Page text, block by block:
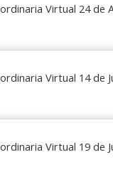
Virtual 24 de
Virtual 14 de
Virtual 19 de